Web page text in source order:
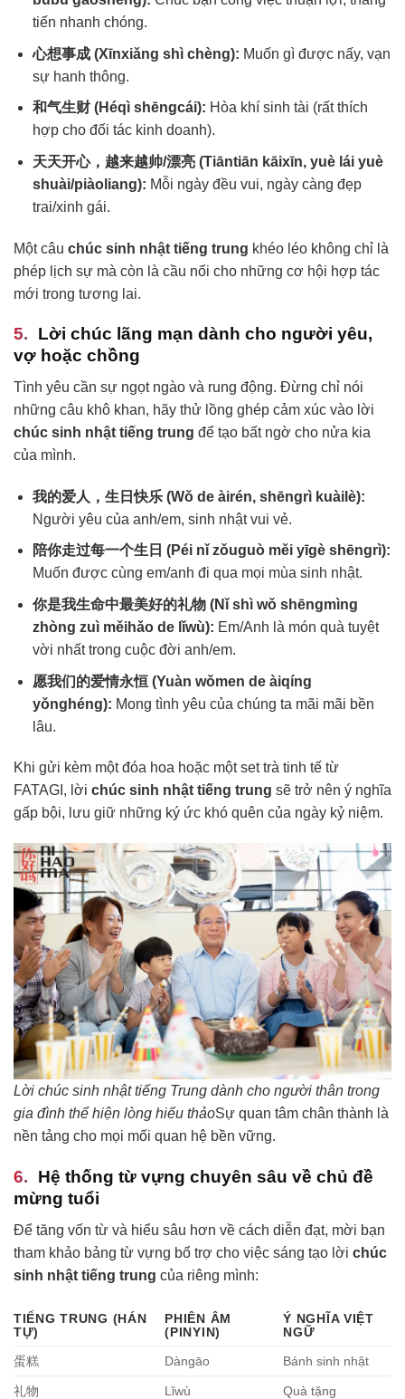
tiến nhanh chóng.
心想事成 (Xīnxiǎng shì chèng): Muốn gì được nấy, vạn
sự hanh thông.
和气生财 (Héqì shēngcái): Hòa khí sinh tài (rất thích
hợp cho đối tác kinh doanh).
天天开心，越来越帅/漂亮 (Tiāntiān kāixīn, yuè lái yuè
shuài/piàoliang): Mỗi ngày đều vui, ngày càng đẹp
trai/xinh gái.
Một câu chúc sinh nhật tiếng trung khéo léo không chỉ là
phép lịch sự mà còn là cầu nối cho những cơ hội hợp tác
mới trong tương lai.
Lời chúc lãng mạn dành cho người yêu,
vợ hoặc chồng
Tình yêu cần sự ngọt ngào và rung động. Đừng chỉ nói
những câu khô khan, hãy thử lồng ghép cảm xúc vào lời
chúc sinh nhật tiếng trung để tạo bất ngờ cho nửa kia
của mình.
我的爱人，生日快乐 (Wǒ de àirén, shēngrì kuàilè):
Người yêu của anh/em, sinh nhật vui vẻ.
陪你走过每一个生日 (Péi nǐ zǒuguò měi yīgè shēngrì):
Muốn được cùng em/anh đi qua mọi mùa sinh nhật.
你是我生命中最美好的礼物 (Nǐ shì wǒ shēngmìng
zhòng zuì měihǎo de lǐwù): Em/Anh là món quà tuyệt
vời nhất trong cuộc đời anh/em.
愿我们的爱情永恒 (Yuàn wǒmen de àiqíng
yǒnghéng): Mong tình yêu của chúng ta mãi mãi bền
lâu.
Khi gửi kèm một đóa hoa hoặc một set trà tinh tế từ
FATAGI, lời chúc sinh nhật tiếng trung sẽ trở nên ý nghĩa
gấp bội, lưu giữ những ký ức khó quên của ngày kỷ niệm.
Lời chúc sinh nhật tiếng Trung dành cho người thân trong
gia đình thể hiện lòng hiếu thảoSự quan tâm chân thành là
nền tảng cho mọi mối quan hệ bền vững.
Hệ thống từ vựng chuyên sâu về chủ đề
mừng tuổi
Để tăng vốn từ và hiểu sâu hơn về cách diễn đạt, mời bạn
tham khảo bảng từ vựng bổ trợ cho việc sáng tạo lời chúc
sinh nhật tiếng trung của riêng mình:
TIẾNG TRUNG (HÁN
TỰ)
PHIÊN ÂM
(PINYIN)
Ý NGHĨA VIỆT
NGỮ
蛋糕
Dàngāo Bánh sinh nhật
礼物 Lǐwù Quà tặng